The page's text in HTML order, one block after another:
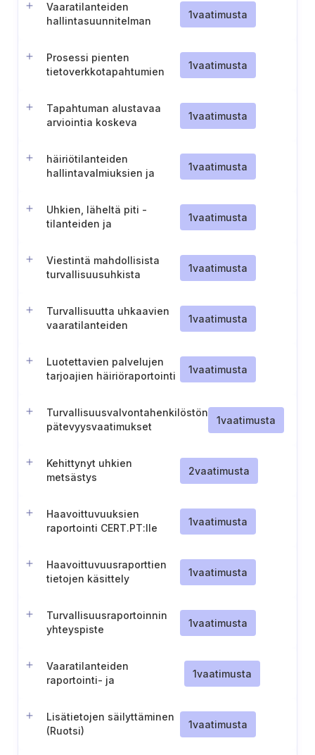
Vaaratilanteiden
hallintasuunnitelman
1vaatimusta
Prosessi pienten
tietoverkkotapahtumien
1vaatimusta
Tapahtuman alustavaa
arviointia koskeva
1vaatimusta
häiriötilanteiden
hallintavalmiuksien ja
1vaatimusta
Uhkien, läheltä piti -
tilanteiden ja
raportointi (Unkari).
1vaatimusta
Viestintä mahdollisista
turvallisuusuhkista
1vaatimusta
Turvallisuutta uhkaavien
vaaratilanteiden
1vaatimusta
Luotettavien palvelujen
tarjoajien häiriöraportointi
1vaatimusta
Turvallisuusvalvontahenkilöstön
pätevyysvaatimukset
1vaatimusta
Kehittynyt uhkien
metsästys
2vaatimusta
Haavoittuvuuksien
raportointi CERT.PT:lle
1vaatimusta
Haavoittuvuusraporttien
tietojen käsittely
1vaatimusta
Turvallisuusraportoinnin
yhteyspiste
1vaatimusta
Vaaratilanteiden
raportointi- ja
1vaatimusta
Lisätietojen säilyttäminen
(Ruotsi)
1vaatimusta